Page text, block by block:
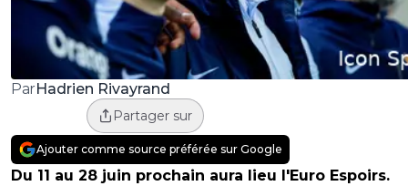
ParHadrien Rivayrand
Partager sur
Ajouter comme source préférée sur Google
Du 11 au 28 juin prochain aura lieu l'Euro Espoirs.